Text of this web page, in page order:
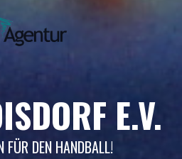
E.V.
FÜR DEN HANDBALL!